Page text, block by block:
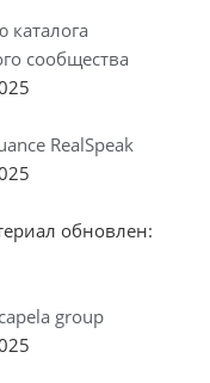
сообщества
RealSpeak
обновлен:
group